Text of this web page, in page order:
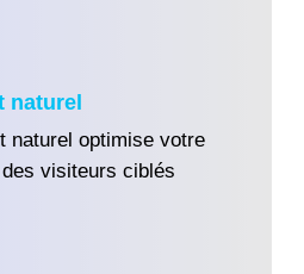
naturel
naturel optimise votre
visiteurs ciblés